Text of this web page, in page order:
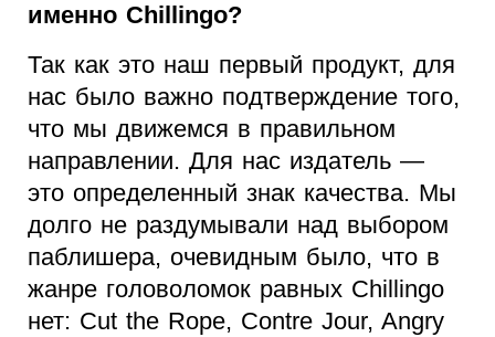
именно Chillingo?
Так как это наш первый продукт, для
нас было важно подтверждение того,
что мы движемся в правильном
направлении. Для нас издатель —
это определенный знак качества. Мы
долго не раздумывали над выбором
паблишера, очевидным было, что в
жанре головоломок равных Chillingo
нет: Cut the Rope, Contre Jour, Angry